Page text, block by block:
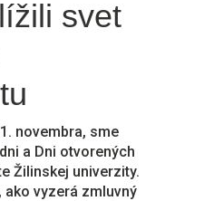
svet
novembra, sme
a Dni otvorených
Žilinskej univerzity.
vyzerá zmluvný